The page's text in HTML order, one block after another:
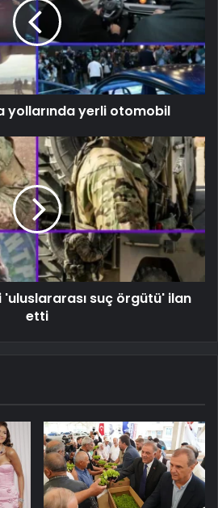
yollarında yerli otomobil
'uluslararası suç örgütü' ilan
etti